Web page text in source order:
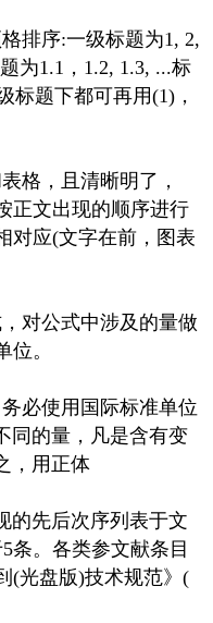
排序:一级标题为1, 2,
为1.1，1.2, 1.3, ...标
标题下都可再用(1)，
格，且清晰明了，
正文出现的顺序进行
对应(文字在前，图表
对公式中涉及的量做
。
必使用国际标准单位
同的量，凡是含有变
，用正体
先后次序列表于文
条。各类参文献条目
(光盘版)技术规范》(